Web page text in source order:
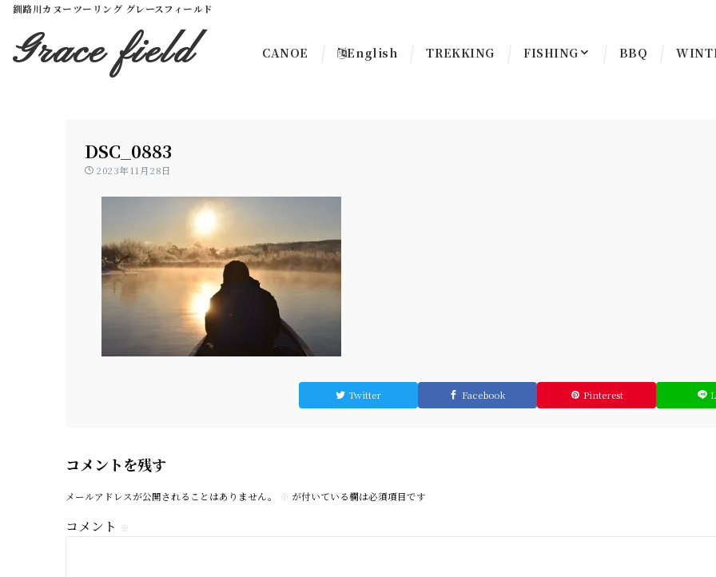
釧路川カヌーツーリング グレースフィールド
Grace field CANOE English TREKKING FISHING BBQ
DSC_0883
2023年11月28日
Twitter Facebook Pinterest
コメントを残す
メールアドレスが公開されることはありません。 ※ が付いている欄は必須項目です
コメント ※